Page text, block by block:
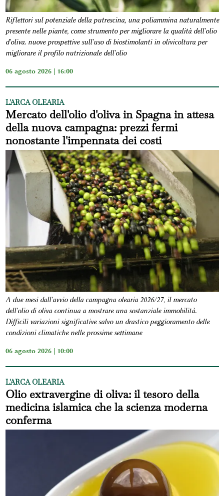
Riflettori sul potenziale della putrescina, una poliammina naturalmente
presente nelle piante, come strumento per migliorare la qualità dell'olio
d'oliva. nuove prospettive sull'uso di biostimolanti in olivicoltura per
migliorare il profilo nutrizionale dell'olio
06 agosto 2026 | 16:00
L'ARCA OLEARIA
Mercato dell'olio d'oliva in Spagna in attesa
della nuova campagna: prezzi fermi
nonostante l'impennata dei costi
A due mesi dall'avvio della campagna olearia 2026/27, il mercato
dell'olio di oliva continua a mostrare una sostanziale immobilità.
Difficili variazioni significative salvo un drastico peggioramento delle
condizioni climatiche nelle prossime settimane
06 agosto 2026 | 10:00
L'ARCA OLEARIA
Olio extravergine di oliva: il tesoro della
medicina islamica che la scienza moderna
conferma